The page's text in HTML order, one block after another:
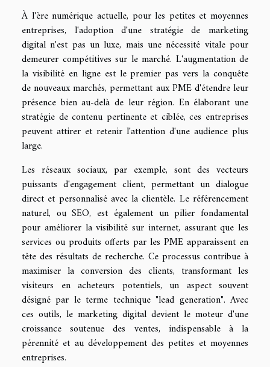
À l'ère numérique actuelle, pour les petites et moyennes
entreprises, l'adoption d'une stratégie de marketing
digital n'est pas un luxe, mais une nécessité vitale pour
demeurer compétitives sur le marché. L'augmentation de
la visibilité en ligne est le premier pas vers la conquête
de nouveaux marchés, permettant aux PME d'étendre leur
présence bien au-delà de leur région. En élaborant une
stratégie de contenu pertinente et ciblée, ces entreprises
peuvent attirer et retenir l'attention d'une audience plus
large.
Les réseaux sociaux, par exemple, sont des vecteurs
puissants d'engagement client, permettant un dialogue
direct et personnalisé avec la clientèle. Le référencement
naturel, ou SEO, est également un pilier fondamental
pour améliorer la visibilité sur internet, assurant que les
services ou produits offerts par les PME apparaissent en
tête des résultats de recherche. Ce processus contribue à
maximiser la conversion des clients, transformant les
visiteurs en acheteurs potentiels, un aspect souvent
désigné par le terme technique "lead generation". Avec
ces outils, le marketing digital devient le moteur d'une
croissance soutenue des ventes, indispensable à la
pérennité et au développement des petites et moyennes
entreprises.